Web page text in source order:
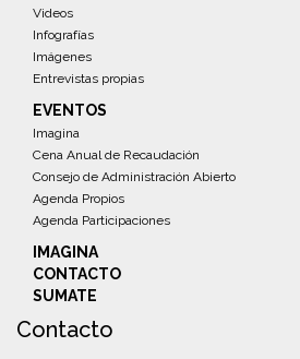
Videos
Infografías
Imágenes
Entrevistas propias
EVENTOS
Imagina
Cena Anual de Recaudación
Consejo de Administración Abierto
Agenda Propios
Agenda Participaciones
IMAGINA
CONTACTO
SUMATE
Contacto